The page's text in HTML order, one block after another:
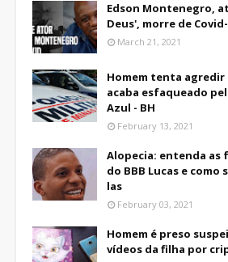
Edson Montenegro,
Deus', morre de
March 21, 2021
Homem tenta agredir
acaba esfaqueado
Azul - BH
February 13, 2021
Alopecia: entenda as
do BBB Lucas e
las
February 03, 2021
Homem é preso
vídeos da filha por